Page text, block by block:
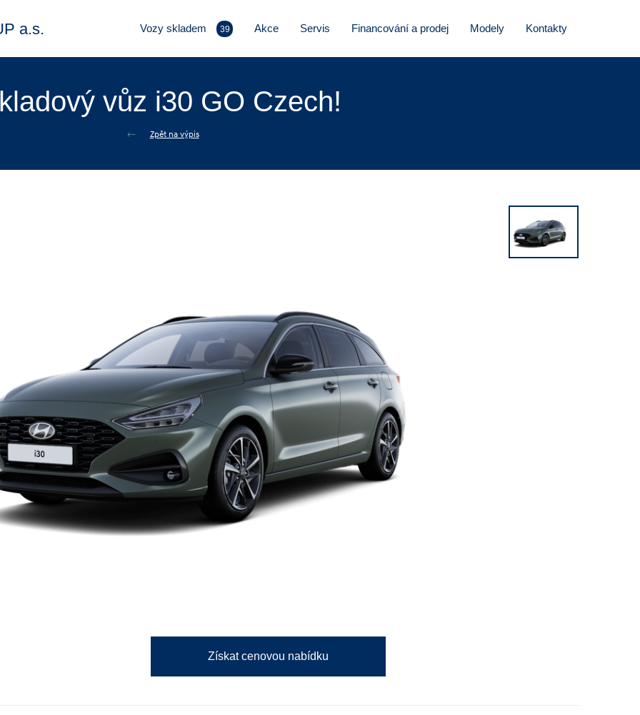
a.s. Vozy skladem 39 Akce Servis Financování a prodej Modely Kontakty
vůz i30 GO Czech!
Zpět na výpis
Získat cenovou nabídku